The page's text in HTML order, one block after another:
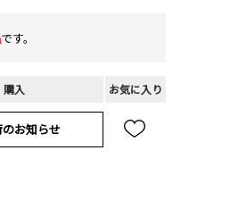
です。
購入 お気に入り
お知らせ